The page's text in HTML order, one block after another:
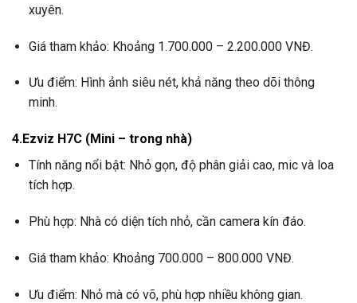
xuyên.
Giá tham khảo: Khoảng 1.700.000 – 2.200.000 VNĐ.
Ưu điểm: Hình ảnh siêu nét, khả năng theo dõi thông
minh.
4.Ezviz H7C (Mini – trong nhà)
Tính năng nổi bật: Nhỏ gọn, độ phân giải cao, mic và loa
tích hợp.
Phù hợp: Nhà có diện tích nhỏ, cần camera kín đáo.
Giá tham khảo: Khoảng 700.000 – 800.000 VNĐ.
Ưu điểm: Nhỏ mà có võ, phù hợp nhiều không gian.